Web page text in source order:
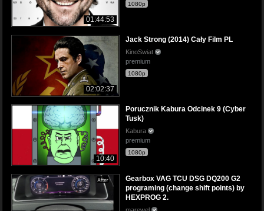
01:44:53
1080p
02:02:37
Jack Strong (2014) Cały Film PL
KinoSwiat
premium
1080p
10:40
Porucznik Kabura Odcinek 9 (Cyber
Tusk)
Kabura
premium
1080p
Gearbox VAG TCU DSG DQ200 G2
programing (change shift points) by
HEXPROG 2.